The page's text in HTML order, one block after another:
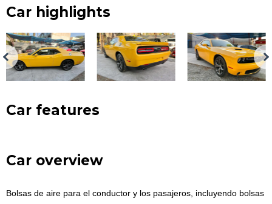
Car highlights
Car features
Car overview
Bolsas de aire para el conductor y los pasajeros, incluyendo bolsas